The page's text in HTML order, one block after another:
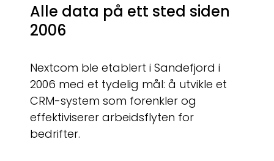
Alle data på ett sted siden
2006
Nextcom ble etablert i Sandefjord i
2006 med et tydelig mål: å utvikle et
CRM-system som forenkler og
effektiviserer arbeidsflyten for
bedrifter.